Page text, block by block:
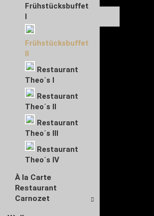
Frühstücksbuffet
I
Frühstücksbuffet
II
Restaurant
Theo´s I
Restaurant
Theo´s II
Restaurant
Theo´s III
Restaurant
Theo´s IV
À la Carte
Restaurant
Carnozet